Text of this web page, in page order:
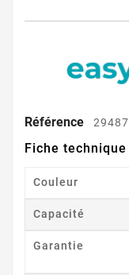
Référence 29487
Fiche technique
Couleur
Capacité
Garantie